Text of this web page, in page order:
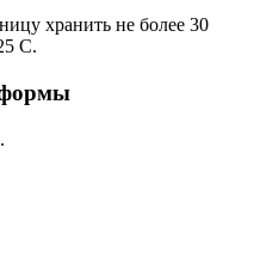
хранить не более 30
С.
формы